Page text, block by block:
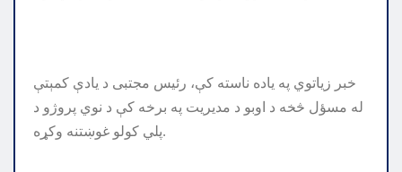
خبر زیاتوي په یاده ناسته کې، رئیس مجتبی د یادې کمېتې
له مسؤل څخه د اوبو د مدیریت په برخه کې د نوي پروژو د
پلي کولو غوښتنه وکړه.